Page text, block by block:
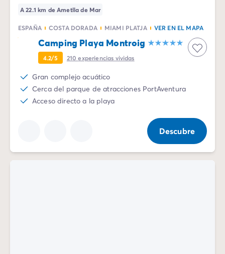
A 22.1 km de Ametlla de Mar
ESPAÑA COSTA DORADA MIAMI PLATJA VER EN EL MAPA
Camping Playa Montroig
4.2/5 210experiencias vividas
Gran complejo acuático
Cerca del parque de atracciones PortAventura
Acceso directo a la playa
Descubre